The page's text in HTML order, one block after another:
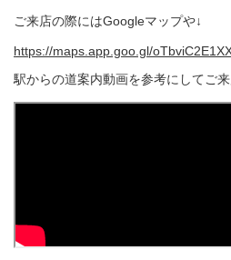
ご来店の際にはGoogleマップや↓
https://maps.app.goo.gl/
駅からの道案内動画を参考にしてご